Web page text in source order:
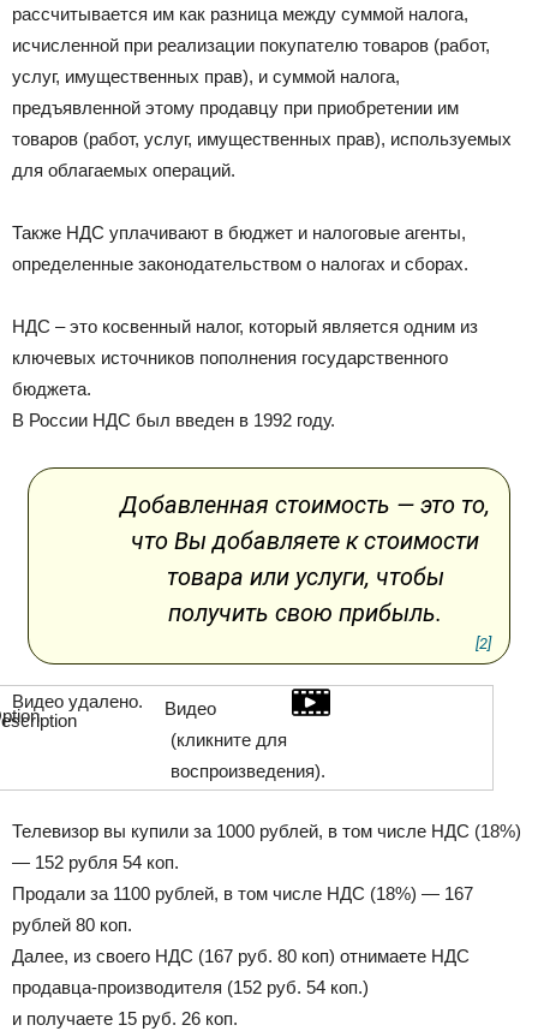
рассчитывается им как разница между суммой налога,
исчисленной при реализации покупателю товаров (работ,
услуг, имущественных прав), и суммой налога,
предъявленной этому продавцу при приобретении им
товаров (работ, услуг, имущественных прав), используемых
для облагаемых операций.
Также НДС уплачивают в бюджет и налоговые агенты,
определенные законодательством о налогах и сборах.
НДС – это косвенный налог, который является одним из
ключевых источников пополнения государственного
бюджета.
В России НДС был введен в 1992 году.
Добавленная стоимость — это то,
что Вы добавляете к стоимости
товара или услуги, чтобы
получить свою прибыль.
[2]
Видео удалено.
Видео
(кликните для
воспроизведения).
Телевизор вы купили за 1000 рублей, в том числе НДС (18%)
— 152 рубля 54 коп.
Продали за 1100 рублей, в том числе НДС (18%) — 167
рублей 80 коп.
Далее, из своего НДС (167 руб. 80 коп) отнимаете НДС
продавца-производителя (152 руб. 54 коп.)
и получаете 15 руб. 26 коп.